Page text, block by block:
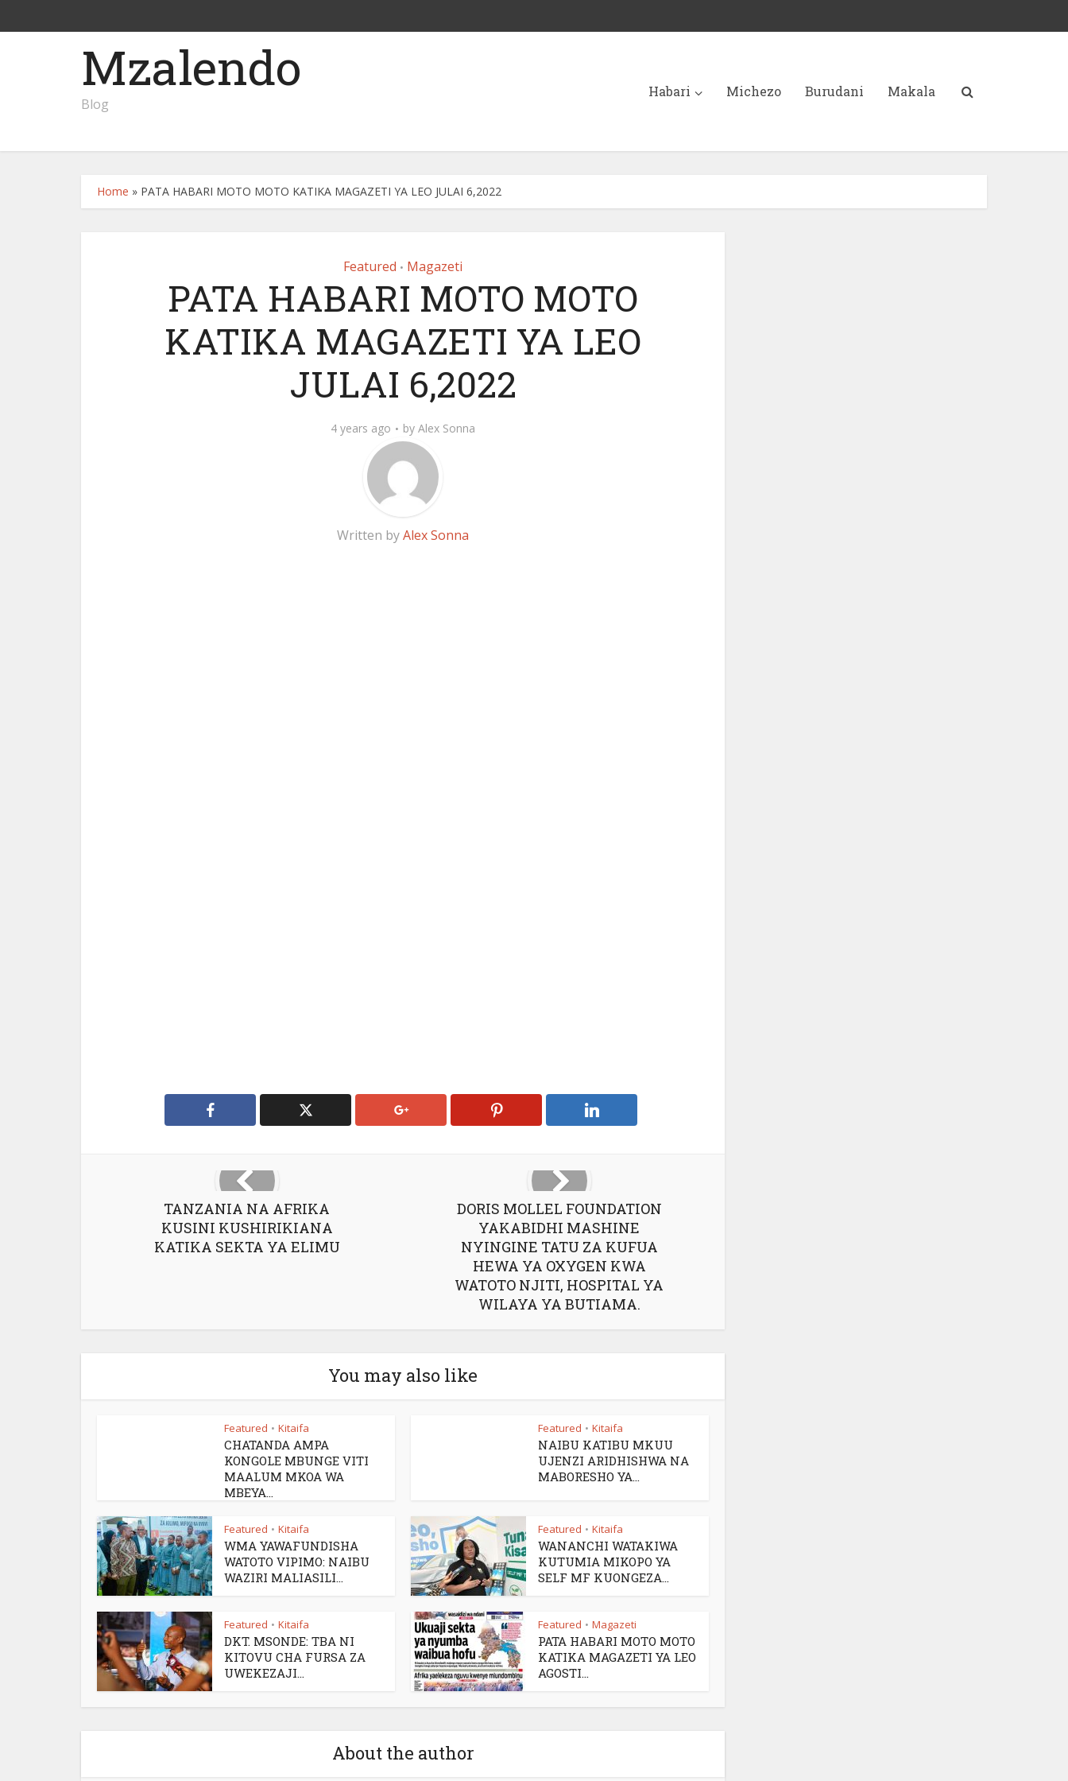
Mzalendo
Blog
Habari Michezo Burudani Makala
Home » PATA HABARI MOTO MOTO KATIKA MAGAZETI YA LEO JULAI 6,2022
Featured • Magazeti
PATA HABARI MOTO MOTO
KATIKA MAGAZETI YA LEO
JULAI 6,2022
4 years ago by Alex Sonna
Written byAlex Sonna
TANZANIA NA AFRIKA
KUSINI KUSHIRIKIANA
KATIKA SEKTA YA ELIMU
DORIS MOLLEL FOUNDATION
YAKABIDHI MASHINE
NYINGINE TATU ZA KUFUA
HEWA YA OXYGEN KWA
WATOTO NJITI, HOSPITAL YA
WILAYA YA BUTIAMA.
You may also like
Featured • Kitaifa
CHATANDA AMPA
KONGOLE MBUNGE VITI
MAALUM MKOA WA
MBEYA...
Featured • Kitaifa
NAIBU KATIBU MKUU
UJENZI ARIDHISHWA NA
MABORESHO YA...
Featured • Kitaifa
WMA YAWAFUNDISHA
WATOTO VIPIMO: NAIBU
WAZIRI MALIASILI...
Featured • Kitaifa
WANANCHI WATAKIWA
KUTUMIA MIKOPO YA
SELF MF KUONGEZA...
Featured • Kitaifa
DKT. MSONDE: TBA NI
KITOVU CHA FURSA ZA
UWEKEZAJI...
Featured • Magazeti
PATA HABARI MOTO MOTO
KATIKA MAGAZETI YA LEO
AGOSTI...
About the author